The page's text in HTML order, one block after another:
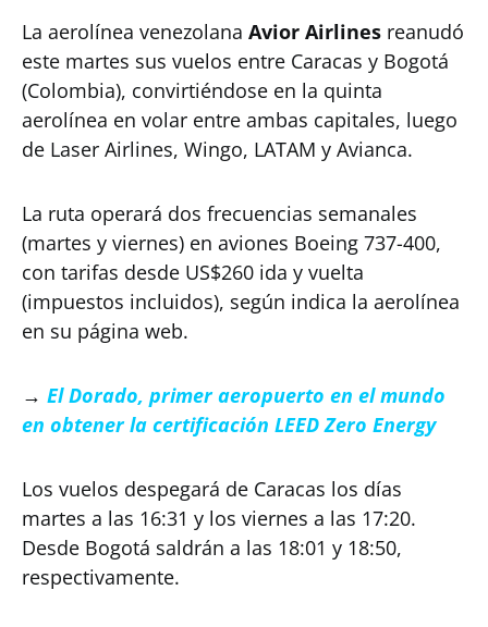
La aerolínea venezolana Avior Airlines reanudó
este martes sus vuelos entre Caracas y Bogotá
(Colombia), convirtiéndose en la quinta
aerolínea en volar entre ambas capitales, luego
de Laser Airlines, Wingo, LATAM y Avianca.
La ruta operará dos frecuencias semanales
(martes y viernes) en aviones Boeing 737-400,
con tarifas desde US$260 ida y vuelta
(impuestos incluidos), según indica la aerolínea
en su página web.
→ El Dorado, primer aeropuerto en el mundo
en obtener la certificación LEED Zero Energy
Los vuelos despegará de Caracas los días
martes a las 16:31 y los viernes a las 17:20.
Desde Bogotá saldrán a las 18:01 y 18:50,
respectivamente.